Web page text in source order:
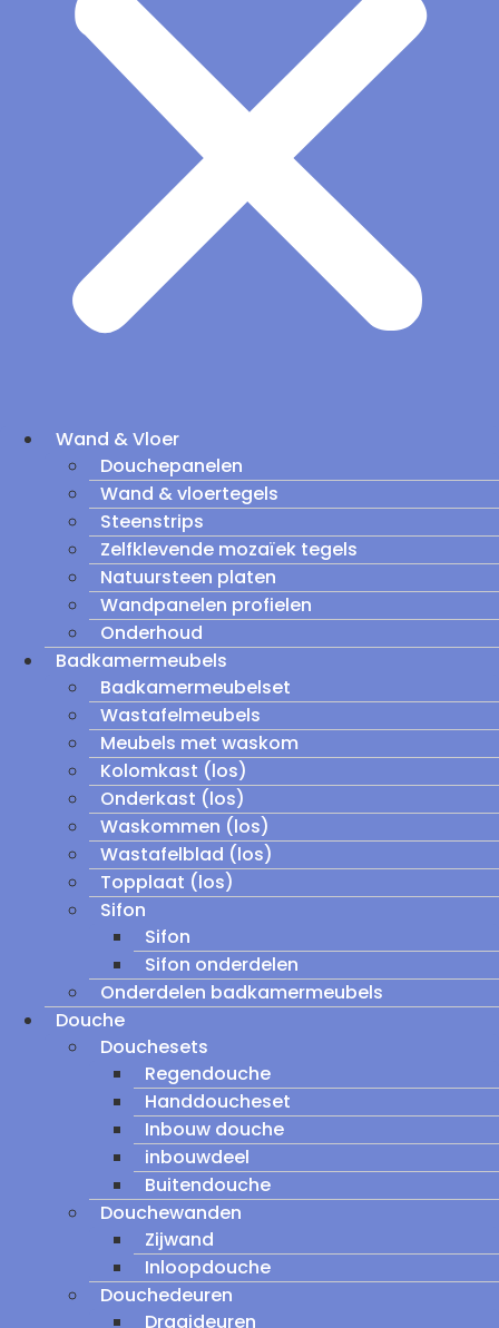
Wand & Vloer
Douchepanelen
Wand & vloertegels
Steenstrips
Zelfklevende mozaïek tegels
Natuursteen platen
Wandpanelen profielen
Onderhoud
Badkamermeubels
Badkamermeubelset
Wastafelmeubels
Meubels met waskom
Kolomkast (los)
Onderkast (los)
Waskommen (los)
Wastafelblad (los)
Topplaat (los)
Sifon
Sifon
Sifon onderdelen
Onderdelen badkamermeubels
Douche
Douchesets
Regendouche
Handdoucheset
Inbouw douche
inbouwdeel
Buitendouche
Douchewanden
Zijwand
Inloopdouche
Douchedeuren
Draaideuren